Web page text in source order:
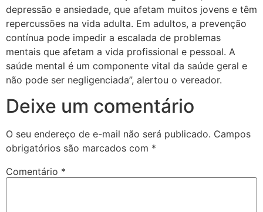
depressão e ansiedade, que afetam muitos jovens e têm
repercussões na vida adulta. Em adultos, a prevenção
contínua pode impedir a escalada de problemas
mentais que afetam a vida profissional e pessoal. A
saúde mental é um componente vital da saúde geral e
não pode ser negligenciada”, alertou o vereador.
Deixe um comentário
O seu endereço de e-mail não será publicado. Campos
obrigatórios são marcados com *
Comentário *